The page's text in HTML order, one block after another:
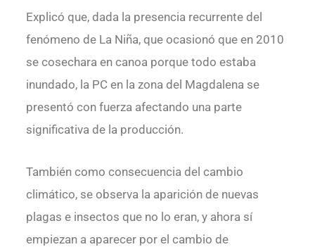
Explicó que, dada la presencia recurrente del
fenómeno de La Niña, que ocasionó que en 2010
se cosechara en canoa porque todo estaba
inundado, la PC en la zona del Magdalena se
presentó con fuerza afectando una parte
significativa de la producción.
También como consecuencia del cambio
climático, se observa la aparición de nuevas
plagas e insectos que no lo eran, y ahora sí
empiezan a aparecer por el cambio de